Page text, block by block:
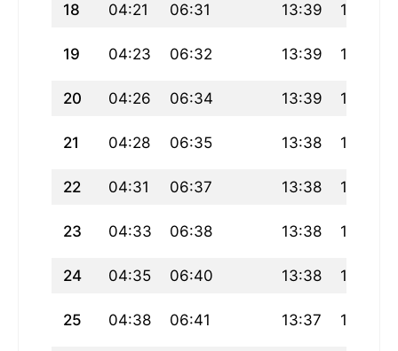
18 04:21 06:31 13:39 17:34
19 04:23 06:32 13:39 17:33
20 04:26 06:34 13:39 17:32
21 04:28 06:35 13:38 17:31
22 04:31 06:37 13:38 17:30
23 04:33 06:38 13:38 17:29
24 04:35 06:40 13:38 17:28
25 04:38 06:41 13:37 17:27